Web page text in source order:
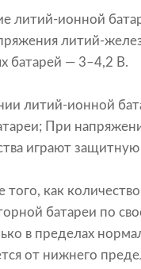
литий-ионной
литий-
батарей — 3–4,2 В.
литий-ионной
При
играют
как
батареи по
в пределах
от нижнего